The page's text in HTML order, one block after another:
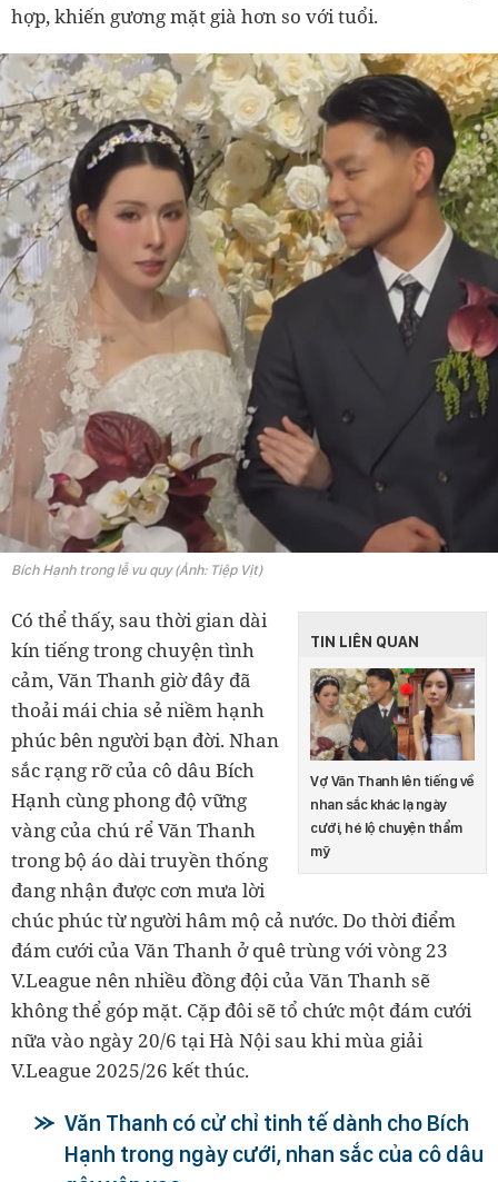
hợp, khiến gương mặt già hơn so với tuổi.
Bích Hạnh trong lễ vu quy (Ảnh: Tiệp Vịt)
TIN LIÊN QUAN
Vợ Văn Thanh lên tiếng về
nhan sắc khác lạ ngày
cưới, hé lộ chuyện thẩm
mỹ
Có thể thấy, sau thời gian dài
kín tiếng trong chuyện tình
cảm, Văn Thanh giờ đây đã
thoải mái chia sẻ niềm hạnh
phúc bên người bạn đời. Nhan
sắc rạng rỡ của cô dâu Bích
Hạnh cùng phong độ vững
vàng của chú rể Văn Thanh
trong bộ áo dài truyền thống
đang nhận được cơn mưa lời
chúc phúc từ người hâm mộ cả nước. Do thời điểm
đám cưới của Văn Thanh ở quê trùng với vòng 23
V.League nên nhiều đồng đội của Văn Thanh sẽ
không thể góp mặt. Cặp đôi sẽ tổ chức một đám cưới
nữa vào ngày 20/6 tại Hà Nội sau khi mùa giải
V.League 2025/26 kết thúc.
Văn Thanh có cử chỉ tinh tế dành cho Bích
Hạnh trong ngày cưới, nhan sắc của cô dâu